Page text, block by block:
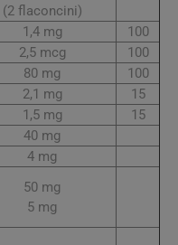
(2 flaconcini)
1,4 mg
100
2,5 mcg
100
80 mg
100
2,1 mg
15
1,5 mg
15
40 mg
4 mg
50 mg
5 mg